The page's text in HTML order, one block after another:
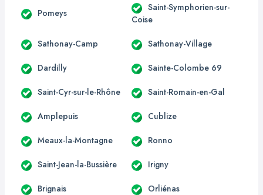
Pomeys
Saint-Symphorien-sur-
Coise
Sathonay-Camp Sathonay-Village
Dardilly Sainte-Colombe 69
Saint-Cyr-sur-le-Rhône Saint-Romain-en-Gal
Amplepuis Cublize
Meaux-la-Montagne Ronno
Saint-Jean-la-Bussière Irigny
Brignais Orliénas